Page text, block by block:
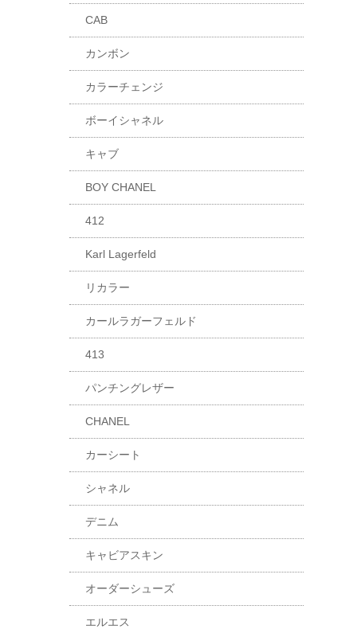
CAB
カンボン
カラーチェンジ
ボーイシャネル
キャブ
BOY CHANEL
412
Karl Lagerfeld
リカラー
カールラガーフェルド
413
パンチングレザー
CHANEL
カーシート
シャネル
デニム
キャビアスキン
オーダーシューズ
エルエス